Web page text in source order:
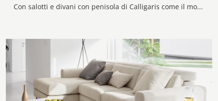
Con salotti e divani con penisola di Calligaris come il modello Pandora in tessuto, potrai ultimare il tuo concept d'arredo.